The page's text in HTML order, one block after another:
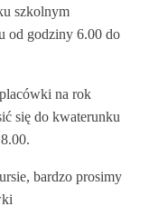
szkolnym
od godziny 6.00 do
na rok
się do kwaterunku
bardzo prosimy